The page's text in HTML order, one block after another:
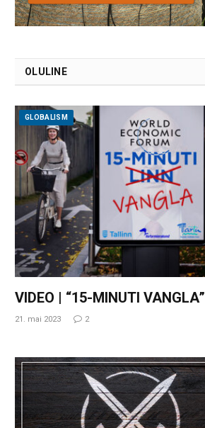
OLULINE
GLOBALISM
VIDEO | “15-MINUTI VANGLA”
21. mai 2023 2